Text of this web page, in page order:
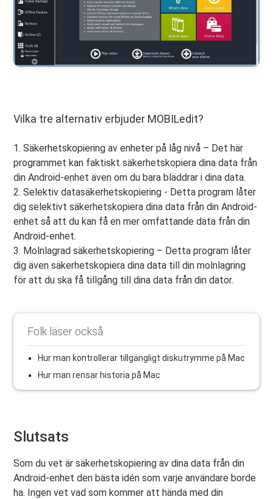
Vilka tre alternativ erbjuder MOBILedit?
1. Säkerhetskopiering av enheter på låg nivå – Det här
programmet kan faktiskt säkerhetskopiera dina data från
din Android-enhet även om du bara bläddrar i dina data.
2. Selektiv datasäkerhetskopiering - Detta program låter
dig selektivt säkerhetskopiera dina data från din Android-
enhet så att du kan få en mer omfattande data från din
Android-enhet.
3. Molnlagrad säkerhetskopiering – Detta program låter
dig även säkerhetskopiera dina data till din molnlagring
för att du ska få tillgång till dina data från din dator.
Folk läser också
Hur man kontrollerar tillgängligt diskutrymme på Mac
Hur man rensar historia på Mac
Slutsats
Som du vet är säkerhetskopiering av dina data från din
Android-enhet den bästa idén som varje användare borde
ha. Ingen vet vad som kommer att hända med din